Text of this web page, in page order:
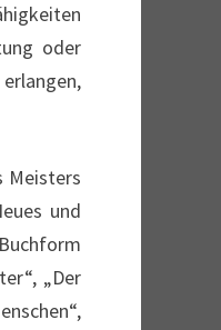
oder
Meisters
und
„Der